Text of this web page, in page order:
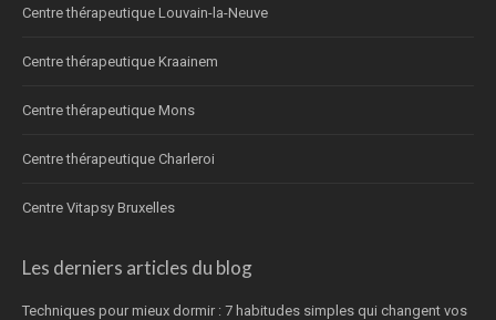
Centre thérapeutique Louvain-la-Neuve
Centre thérapeutique Kraainem
Centre thérapeutique Mons
Centre thérapeutique Charleroi
Centre Vitapsy Bruxelles
Les derniers articles du blog
Techniques pour mieux dormir : 7 habitudes simples qui changent vos